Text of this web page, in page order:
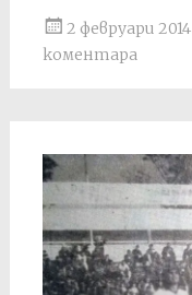
2 февруари 2014
коментара